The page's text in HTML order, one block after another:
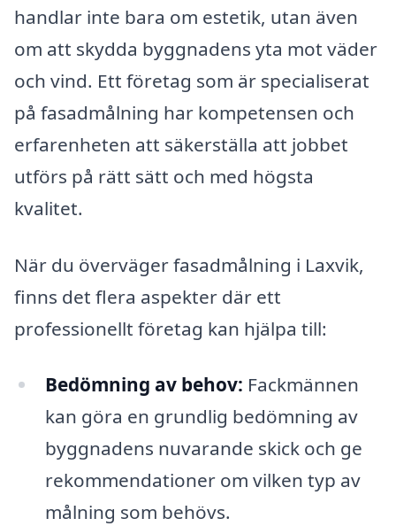
handlar inte bara om estetik, utan även
om att skydda byggnadens yta mot väder
och vind. Ett företag som är specialiserat
på fasadmålning har kompetensen och
erfarenheten att säkerställa att jobbet
utförs på rätt sätt och med högsta
kvalitet.
När du överväger fasadmålning i Laxvik,
finns det flera aspekter där ett
professionellt företag kan hjälpa till:
Bedömning av behov: Fackmännen
kan göra en grundlig bedömning av
byggnadens nuvarande skick och ge
rekommendationer om vilken typ av
målning som behövs.